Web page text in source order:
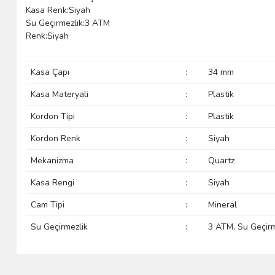
Kasa Renk:Siyah
Su Geçirmezlik:3 ATM
Renk:Siyah
Kasa Çapı :
34 mm
Kasa Materyali
:
Plastik
Kordon Tipi
:
Plastik
Kordon Renk
:
Siyah
Mekanizma
:
Quartz
Kasa Rengi
:
Siyah
Cam Tipi
:
Mineral
Su Geçirmezlik
: 3 ATM, Su